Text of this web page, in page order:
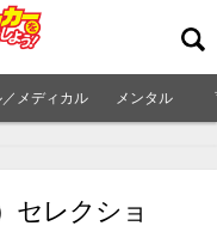
メディカル メンタル
セレクショ